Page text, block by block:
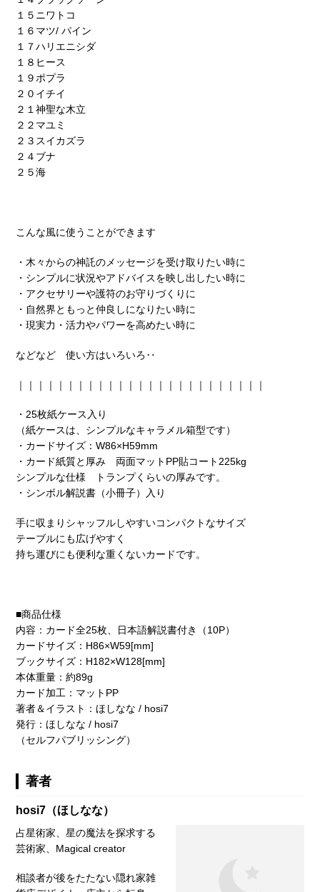
１５ニワトコ
１６マツ/ パイン
１７ハリエニシダ
１８ヒース
１９ポプラ
２０イチイ
２１神聖な木立
２２マユミ
２３スイカズラ
２４ブナ
２５海
こんな風に使うことができます
・木々からの神託のメッセージを受け取りたい時に
・シンプルに状況やアドバイスを映し出したい時に
・アクセサリーや護符のお守りづくりに
・自然界ともっと仲良しになりたい時に
・現実力・活力やパワーを高めたい時に
などなど 使い方はいろいろ‥
｜｜｜｜｜｜｜｜｜｜｜｜｜｜｜｜｜｜｜｜｜｜｜｜｜
・25枚紙ケース入り
（紙ケースは、シンプルなキャラメル箱型です）
・カードサイズ：W86×H59mm
・カード紙質と厚み 両面マットPP貼コート225kg
シンプルな仕様 トランプくらいの厚みです。
・シンボル解説書（小冊子）入り
手に収まりシャッフルしやすいコンパクトなサイズ
テーブルにも広げやすく
持ち運びにも便利な重くないカードです。
■商品仕様
内容：カード全25枚、日本語解説書付き（10P）
カードサイズ：H86×W59[mm]
ブックサイズ：H182×W128[mm]
本体重量：約89g
カード加工：マットPP
著者＆イラスト：ほしなな / hosi7
発行：ほしなな / hosi7
（セルフパブリッシング）
著者
hosi7（ほしなな）
占星術家、星の魔法を探求する
芸術家、Magical creator
相談者が後をたたない隠れ家雑